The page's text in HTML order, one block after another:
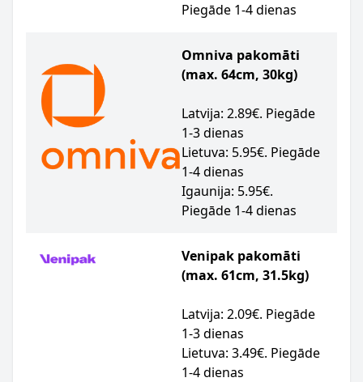
Piegāde 1-4 dienas
Omniva pakomāti
(max. 64cm, 30kg)
Latvija: 2.89€. Piegāde
1-3 dienas
Lietuva: 5.95€. Piegāde
1-4 dienas
Igaunija: 5.95€.
Piegāde 1-4 dienas
Venipak pakomāti
(max. 61cm, 31.5kg)
Latvija: 2.09€. Piegāde
1-3 dienas
Lietuva: 3.49€. Piegāde
1-4 dienas